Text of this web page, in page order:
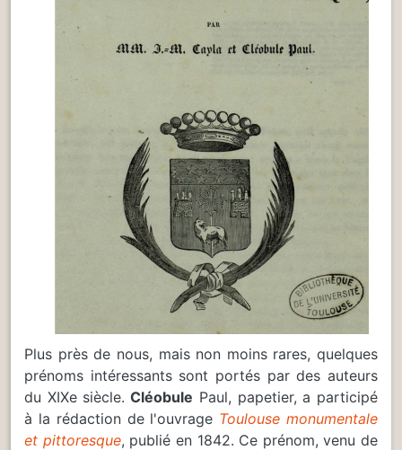
Plus près de nous, mais non moins rares, quelques
prénoms intéressants sont portés par des auteurs
du XIXe siècle. Cléobule Paul, papetier, a participé
à la rédaction de l'ouvrage Toulouse monumentale
et pittoresque, publié en 1842. Ce prénom, venu de